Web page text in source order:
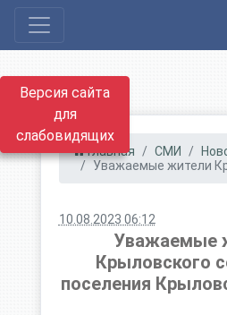
Версия сайта
для
слабовидящих
Главная СМИ
Уважаемые жители
10.08.2023 06:12
Уважаемые
Крыловского
поселения